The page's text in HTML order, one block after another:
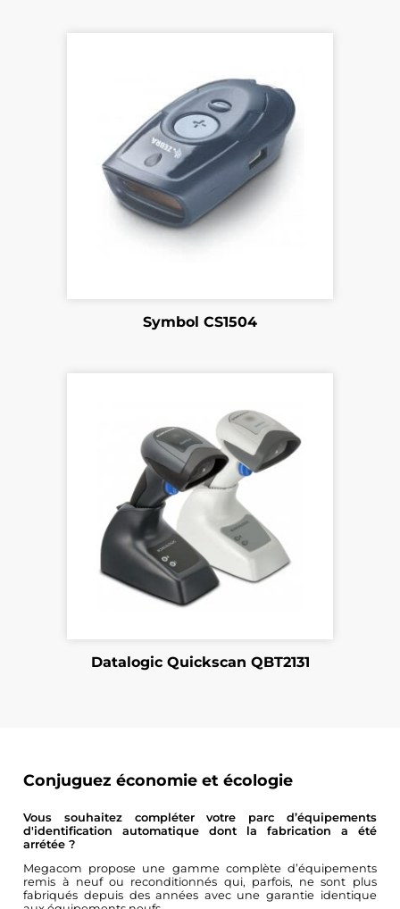
Symbol CS1504
Datalogic Quickscan QBT2131
Conjuguez économie et écologie
Vous souhaitez compléter votre parc d’équipements
d'identification automatique dont la fabrication a été
arrétée ?
Megacom propose une gamme complète d’équipements
remis à neuf ou reconditionnés qui, parfois, ne sont plus
fabriqués depuis des années avec une garantie identique